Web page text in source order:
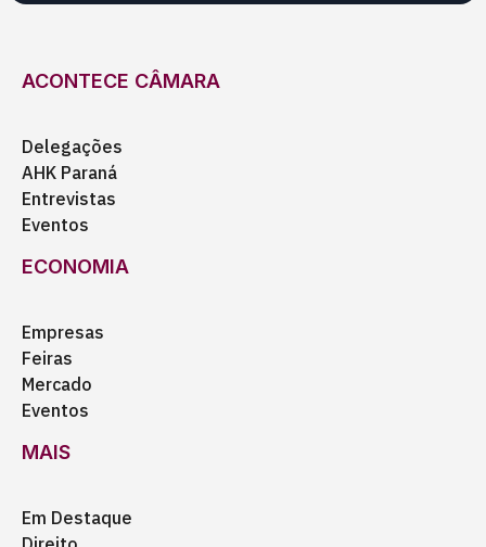
ACONTECE CÂMARA
Delegações
AHK Paraná
Entrevistas
Eventos
ECONOMIA
Empresas
Feiras
Mercado
Eventos
MAIS
Em Destaque